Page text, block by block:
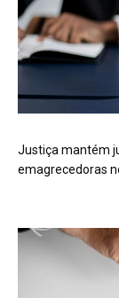
Justiça mantém
emagrecedoras